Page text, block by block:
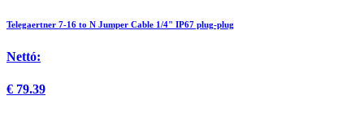
Telegaertner 7-16 to N Jumper Cable 1/4" IP67 plug-plug
Nettó:
€ 79.39